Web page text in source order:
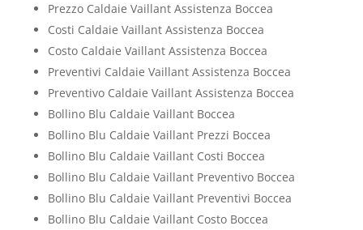
Prezzo Caldaie Vaillant Assistenza Boccea
Costi Caldaie Vaillant Assistenza Boccea
Costo Caldaie Vaillant Assistenza Boccea
Preventivi Caldaie Vaillant Assistenza Boccea
Preventivo Caldaie Vaillant Assistenza Boccea
Bollino Blu Caldaie Vaillant Boccea
Bollino Blu Caldaie Vaillant Prezzi Boccea
Bollino Blu Caldaie Vaillant Costi Boccea
Bollino Blu Caldaie Vaillant Preventivo Boccea
Bollino Blu Caldaie Vaillant Preventivi Boccea
Bollino Blu Caldaie Vaillant Costo Boccea